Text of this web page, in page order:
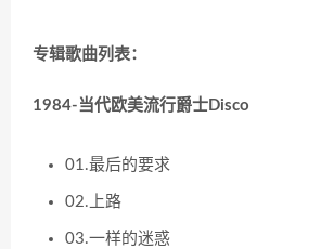
专辑歌曲列表：
1984-当代欧美流行爵士Disco
01.最后的要求
02.上路
03.一样的迷惑